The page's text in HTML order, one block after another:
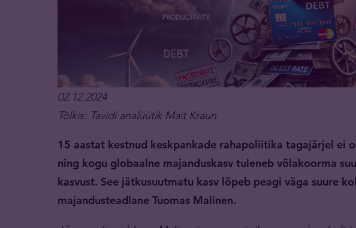
02.12.2024
Tõlkis: Tavidi analüütik Mait Kraun
15 aastat kestnud keskpankade rahapoliitika tagajärjel ei
ning kogu globaalne majanduskasv tuleneb võlakoorma
kasvust. See jätkusuutmatu kasv lõpeb peagi väga suure
majandusteadlane Tuomas Malinen.